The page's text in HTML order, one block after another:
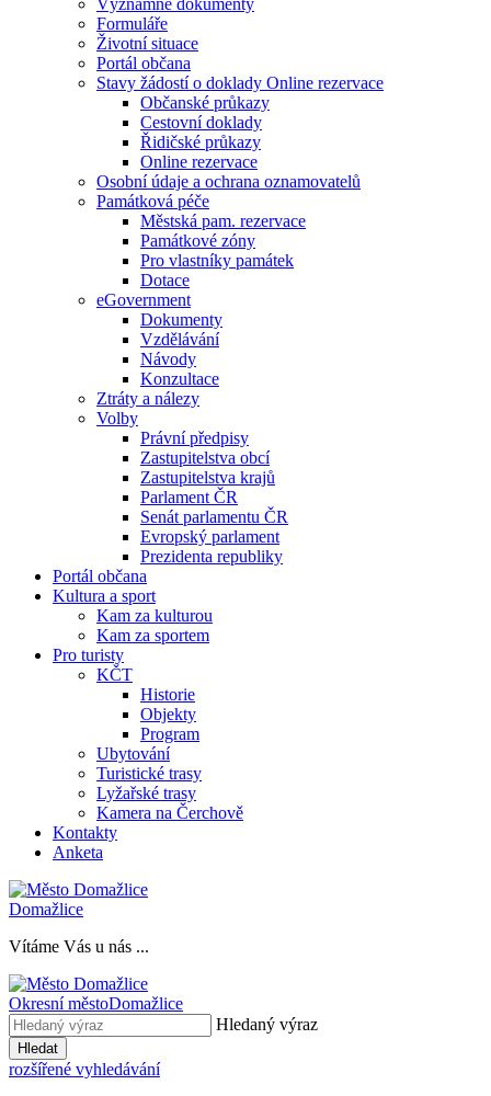
Významné dokumenty
Formuláře
Životní situace
Portál občana
Stavy žádostí o doklady Online rezervace
Občanské průkazy
Cestovní doklady
Řidičské průkazy
Online rezervace
Osobní údaje a ochrana oznamovatelů
Památková péče
Městská pam. rezervace
Památkové zóny
Pro vlastníky památek
Dotace
eGovernment
Dokumenty
Vzdělávání
Návody
Konzultace
Ztráty a nálezy
Volby
Právní předpisy
Zastupitelstva obcí
Zastupitelstva krajů
Parlament ČR
Senát parlamentu ČR
Evropský parlament
Prezidenta republiky
Portál občana
Kultura a sport
Kam za kulturou
Kam za sportem
Pro turisty
KČT
Historie
Objekty
Program
Ubytování
Turistické trasy
Lyžařské trasy
Kamera na Čerchově
Kontakty
Anketa
Domažlice
Vítáme Vás u nás ...
Okresní městoDomažlice
Hledaný výraz
Hledat
rozšířené vyhledávání